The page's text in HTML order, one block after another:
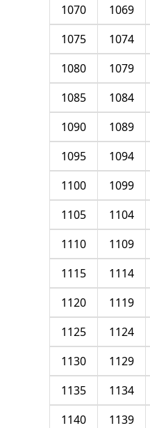
1069
1070
1074
1075
1079
1080
1084
1085
1089
1090
1094
1095
1099
1100
1104
1105
1109
1110
1114
1115
1119
1120
1124
1125
1129
1130
1134
1135
1139
1140